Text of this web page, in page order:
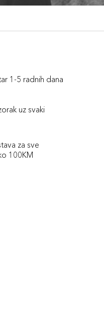
1-5 radnih dana
uz svaki
za sve
100KM